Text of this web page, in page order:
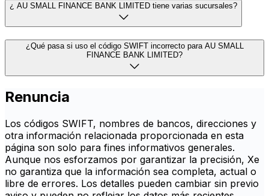
¿ AU SMALL FINANCE BANK LIMITED tiene varias sucursales?
¿Qué pasa si uso el código SWIFT incorrecto para AU SMALL
FINANCE BANK LIMITED?
Renuncia
Los códigos SWIFT, nombres de bancos, direcciones y
otra información relacionada proporcionada en esta
página son solo para fines informativos generales.
Aunque nos esforzamos por garantizar la precisión, Xe
no garantiza que la información sea completa, actual o
libre de errores. Los detalles pueden cambiar sin previo